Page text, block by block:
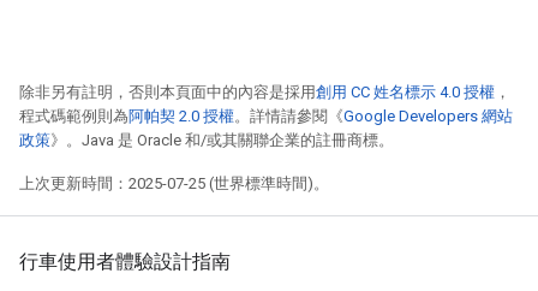
除非另有註明，否則本頁面中的內容是採用創用 CC 姓名標示 4.0 授權 ，
程式碼範例則為阿帕契 2.0 授權。詳情請參閱《Google Developers 網站
政策》。Java 是 Oracle 和/或其關聯企業的註冊商標。
上次更新時間：2025-07-25 (世界標準時間)。
行車使用者體驗設計指南